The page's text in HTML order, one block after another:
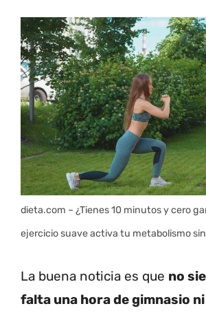
dieta.com – ¿Tienes 10 minutos y cero
ejercicio suave activa tu metabolismo
La buena noticia es que no
falta una hora de gimnasio